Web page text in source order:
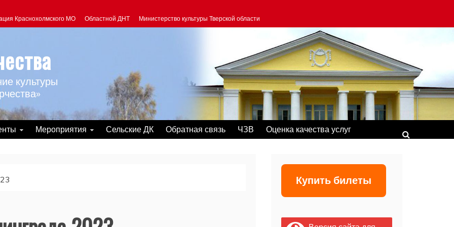
Краснохолмского МО Областной ДНТ Министерство культуры Тверской области
культуры
Мероприятия Сельские ДК Обратная связь ЧЗВ Оценка качества услуг
Купить билеты